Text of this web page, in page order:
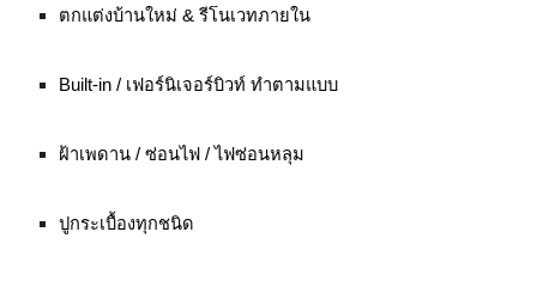
ตกแต่งบ้านใหม่ & รีโนเวทภายใน
Built-in / เฟอร์นิเจอร์บิวท์ ทำตามแบบ
ฝ้าเพดาน / ซ่อนไฟ / ไฟซ่อนหลุม
ปูกระเบื้องทุกชนิด